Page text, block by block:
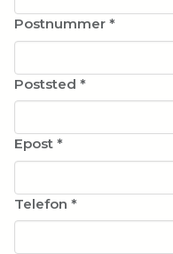
Postnummer *
Poststed *
Epost *
Telefon *